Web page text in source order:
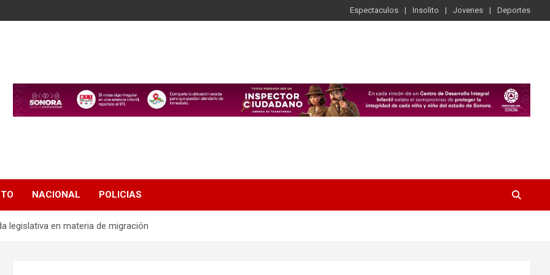
Espectaculos Insolito Jovenes Deportes
NACIONAL POLICIAS
legislativa en materia de migración